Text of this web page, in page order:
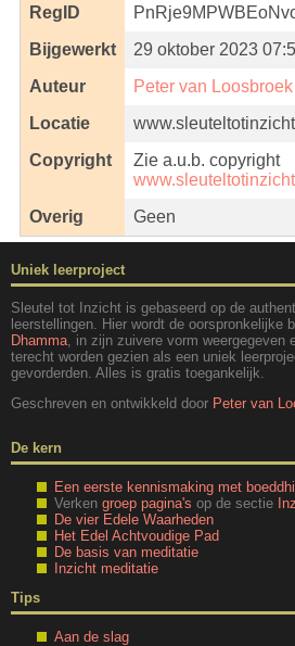
RegID
Bijgewerkt
29 oktober 2023
Auteur
Peter van Loosbroek
Locatie
Copyright
Zie a.u.b. copyright
Overig
Geen
Uniek leerproject
Sleutel tot Inzicht is gebaseerd op de
leerstellingen. Hier wordt de oorspronkelijke
Dhamma, in zijn zuivere vorm weergegeven
terecht worden gezien als een uniek
gevorderden. Alles is gratis toegankelijk.
Geschreven en ontwikkeld door Peter van
De kern
Een eerste kennismaking met
Verken groep pagina's op de sectie
De vier Edele Waarheden
Het Edel Achtvoudige Pad
De basis van meditatie
Inzicht meditatie
Tips
Aan de slag